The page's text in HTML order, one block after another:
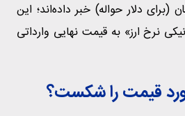
۷۰ هزار تومان (برای دلار حواله) خبر داده‌اند؛ این
نرخ ارز» به قیمت نهایی وارداتی
قیمت را شکست؟